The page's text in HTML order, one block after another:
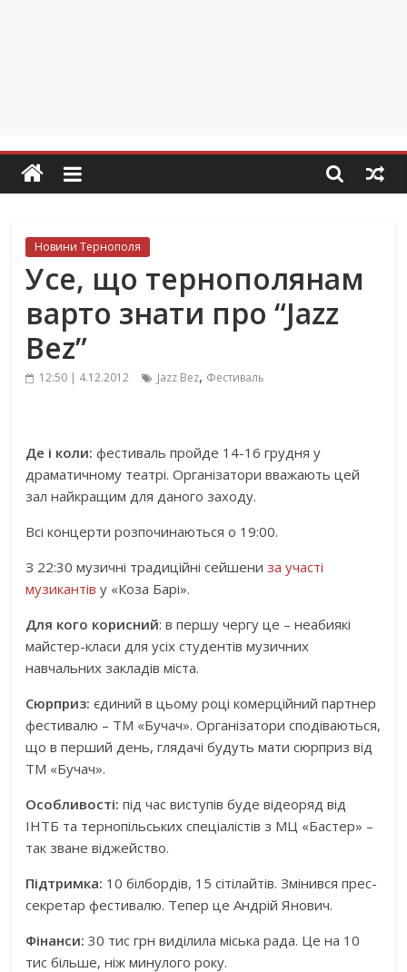
Новини Тернополя
Усе, що тернополянам
варто знати про “Jazz
Bez”
12:50 | 4.12.2012 Jazz Bez, Фестиваль
Де і коли: фестиваль пройде 14-16 грудня у
драматичному театрі. Організатори вважають цей
зал найкращим для даного заходу.
Всі концерти розпочинаються о 19:00.
З 22:30 музичні традиційні сейшениза участі
музикантів у «Коза Барі».
Для кого корисний: в першу чергу це – неабиякі
майстер-класи для усіх студентів музичних
навчальних закладів міста.
Сюрприз: єдиний в цьому році комерційний партнер
фестивалю – ТМ «Бучач». Організатори сподіваються,
що в перший день, глядачі будуть мати сюрприз від
ТМ «Бучач».
Особливості: під час виступів буде відеоряд від
ІНТБ та тернопільських спеціалістів з МЦ «Бастер» –
так зване віджейство.
Підтримка: 10 білбордів, 15 сітілайтів. Змінився прес-
секретар фестивалю. Тепер це Андрій Янович.
Фінанси: 30 тис грн виділила міська рада. Це на 10
тис більше, ніж минулого року.